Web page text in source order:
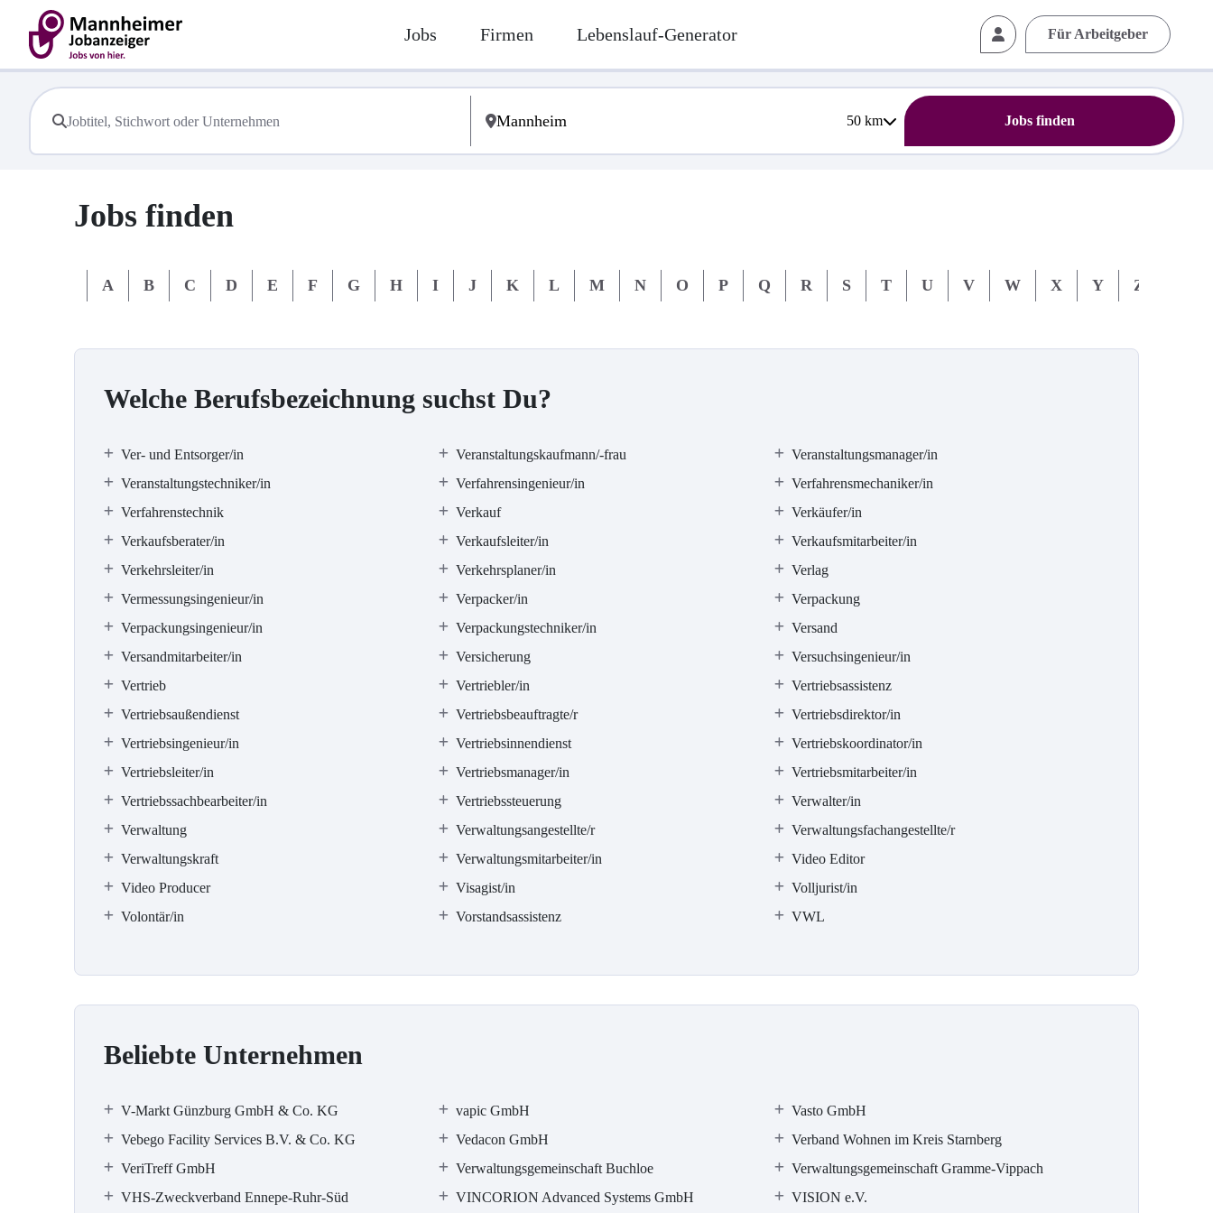
Jobs Firmen Lebenslauf-Generator Für Arbeitgeber
50km Jobs finden
Jobs finden
A B C D E F G H I J K L M N O P Q R S T U V W X Y Z
Welche Berufsbezeichnung suchst Du?
Ver- und Entsorger/in Veranstaltungskaufmann/-frau
Veranstaltungsmanager/in
Veranstaltungstechniker/in
Verfahrensingenieur/in
Verfahrensmechaniker/in
Verfahrenstechnik
Verkauf
Verkäufer/in
Verkaufsberater/in
Verkaufsleiter/in
Verkaufsmitarbeiter/in
Verkehrsleiter/in
Verkehrsplaner/in
Verlag
Vermessungsingenieur/in
Verpacker/in
Verpackung
Verpackungsingenieur/in
Verpackungstechniker/in
Versand
Versandmitarbeiter/in
Versicherung
Versuchsingenieur/in
Vertrieb
Vertriebler/in
Vertriebsassistenz
Vertriebsaußendienst
Vertriebsbeauftragte/r
Vertriebsdirektor/in
Vertriebsingenieur/in
Vertriebsinnendienst
Vertriebskoordinator/in
Vertriebsleiter/in
Vertriebsmanager/in
Vertriebsmitarbeiter/in
Vertriebssachbearbeiter/in
Vertriebssteuerung
Verwalter/in
Verwaltung
Verwaltungsangestellte/r
Verwaltungsfachangestellte/r
Verwaltungskraft
Verwaltungsmitarbeiter/in
Video Editor
Video Producer
Visagist/in
Volljurist/in
Volontär/in
Vorstandsassistenz VWL
Beliebte Unternehmen
V-Markt Günzburg GmbH & Co. KG vapic GmbH
Vasto GmbH
Vebego Facility Services B.V. & Co. KG
Vedacon GmbH
Verband Wohnen im Kreis Starnberg
VeriTreff GmbH
Verwaltungsgemeinschaft Buchloe
Verwaltungsgemeinschaft Gramme-Vippach
VHS-Zweckverband Ennepe-Ruhr-Süd
VINCORION Advanced Systems GmbH VISION e.V.